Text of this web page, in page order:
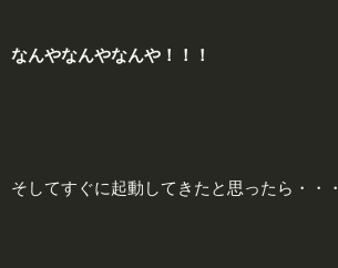
なんやなんやなんや！！！
そしてすぐに起動してきたと思ったら・・・